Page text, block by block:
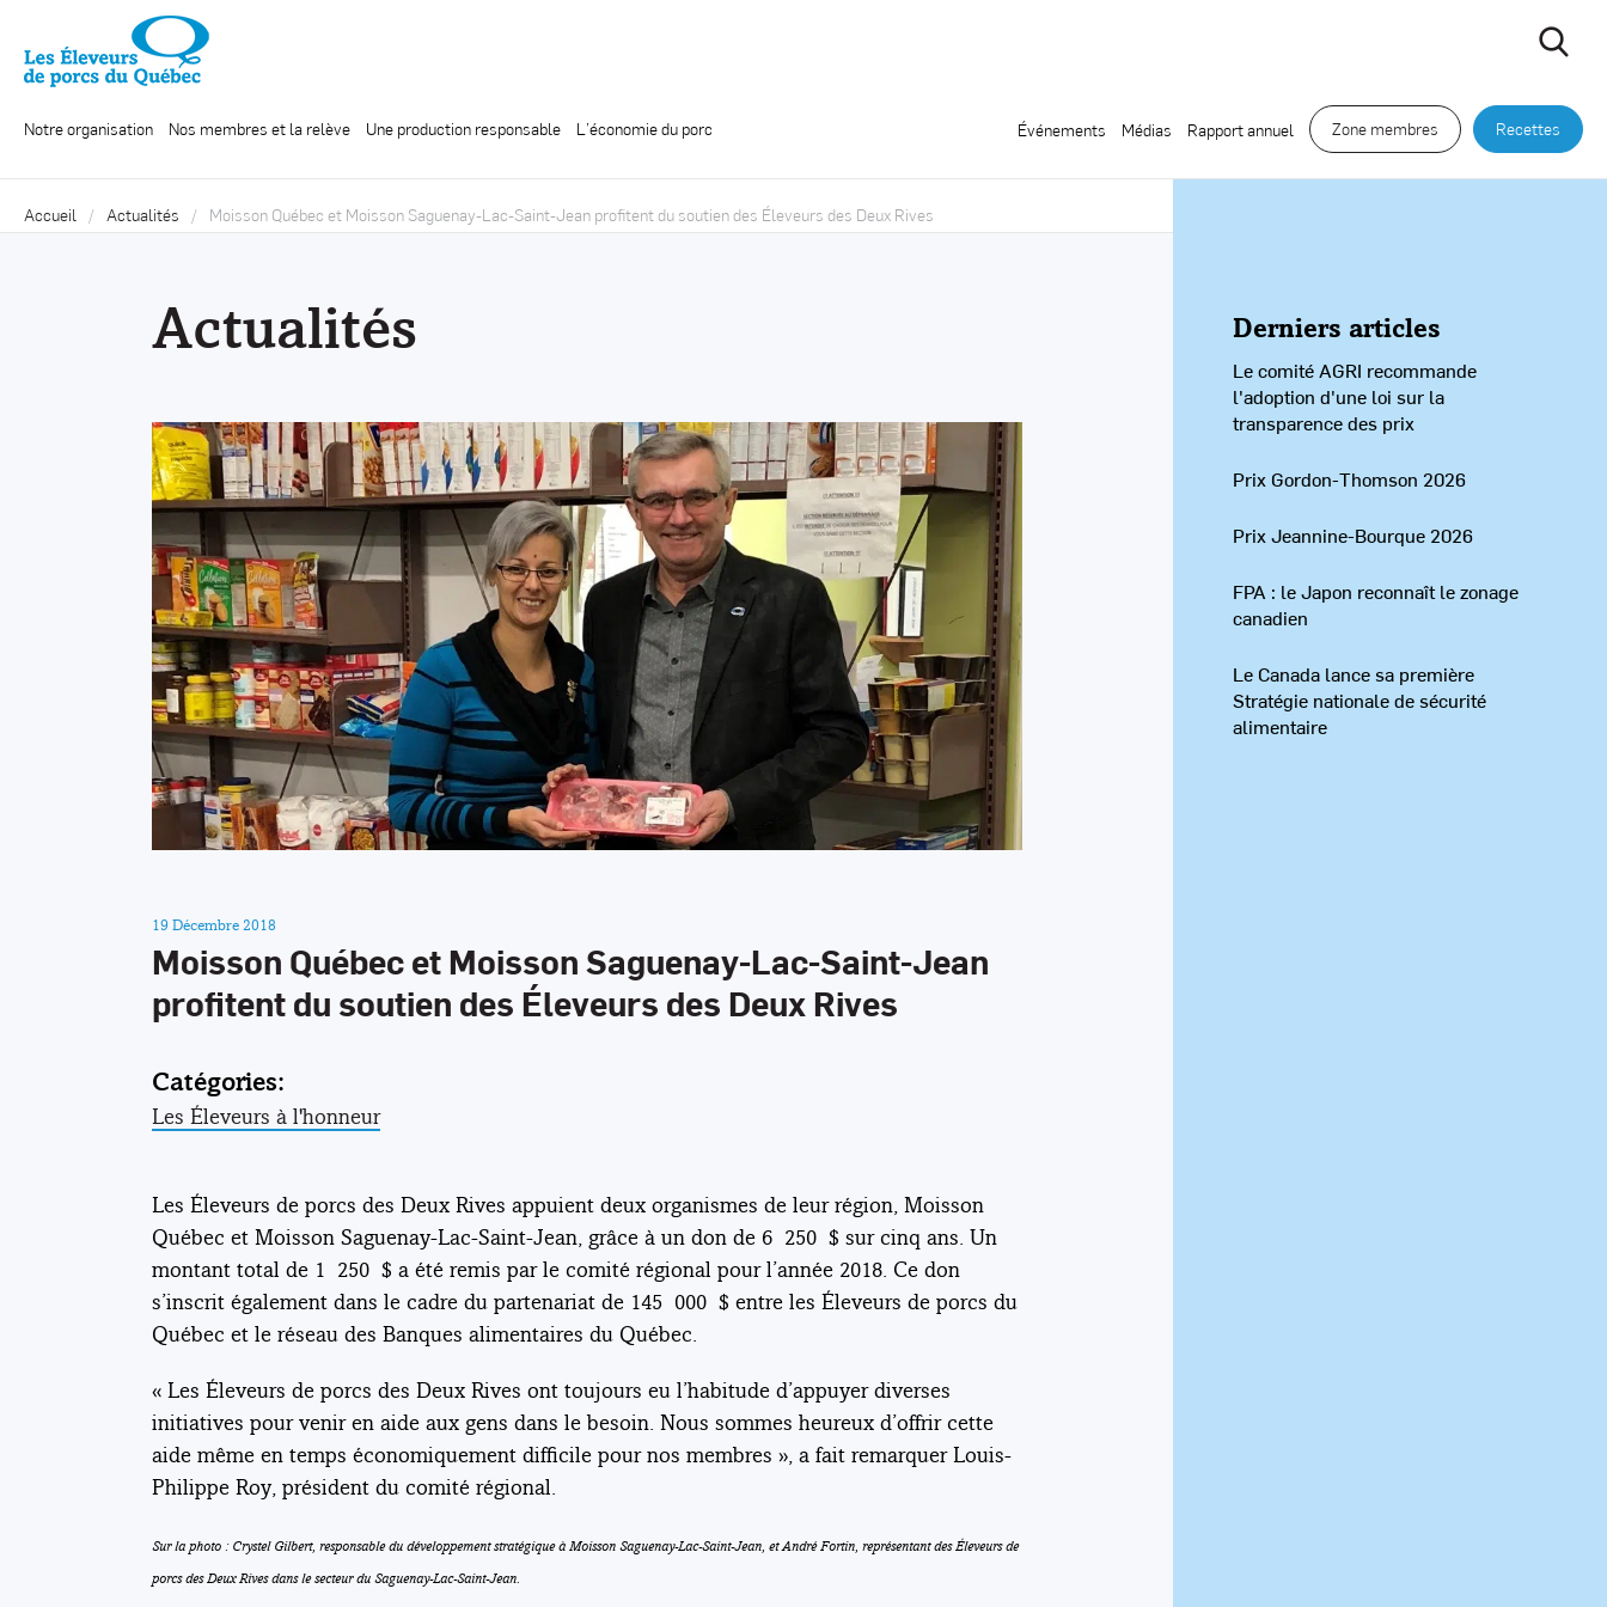
Notre organisation Nos membres et la relève Une production responsable L’économie du porc Événements Médias Rapport annuel Zone membres Recettes
Accueil Actualités Moisson Québec et Moisson Saguenay-Lac-Saint-Jean profitent du soutien des Éleveurs des Deux Rives
Actualités
19 Décembre 2018
Moisson Québec et Moisson Saguenay-Lac-Saint-Jean
profitent du soutien des Éleveurs des Deux Rives
Catégories:
Les Éleveurs à l'honneur
Les Éleveurs de porcs des Deux Rives appuient deux organismes de leur région, Moisson
Québec et Moisson Saguenay-Lac-Saint-Jean, grâce à un don de 6 250 $ sur cinq ans. Un
montant total de 1 250 $ a été remis par le comité régional pour l’année 2018. Ce don
s’inscrit également dans le cadre du partenariat de 145 000 $ entre les Éleveurs de porcs du
Québec et le réseau des Banques alimentaires du Québec.
« Les Éleveurs de porcs des Deux Rives ont toujours eu l’habitude d’appuyer diverses
initiatives pour venir en aide aux gens dans le besoin. Nous sommes heureux d’offrir cette
aide même en temps économiquement difficile pour nos membres », a fait remarquer Louis-
Philippe Roy, président du comité régional.
Sur la photo : Crystel Gilbert, responsable du développement stratégique à Moisson Saguenay-Lac-Saint-Jean, et André Fortin, représentant des Éleveurs de
porcs des Deux Rives dans le secteur du Saguenay-Lac-Saint-Jean.
Derniers articles
Le comité AGRI recommande
l'adoption d'une loi sur la
transparence des prix
Prix Gordon-Thomson 2026
Prix Jeannine-Bourque 2026
FPA : le Japon reconnaît le zonage
canadien
Le Canada lance sa première
Stratégie nationale de sécurité
alimentaire